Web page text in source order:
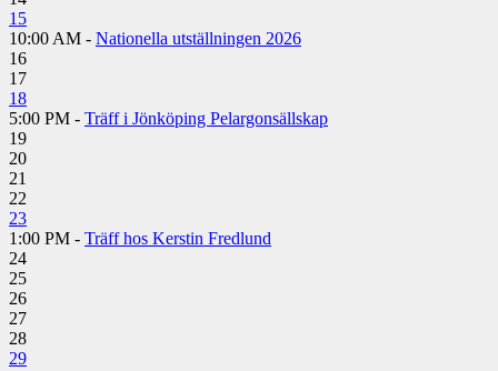
15
10:00 AM - Nationella utställningen 2026
16
17
18
5:00 PM - Träff i Jönköping Pelargonsällskap
19
20
21
22
23
1:00 PM - Träff hos Kerstin Fredlund
24
25
26
27
28
29